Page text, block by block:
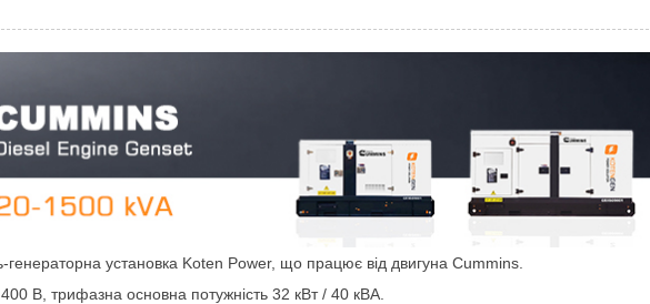
генераторна установка Koten Power, що працює від двигуна Cummins.
В, трифазна основна потужність 32 кВт / 40 кВА.